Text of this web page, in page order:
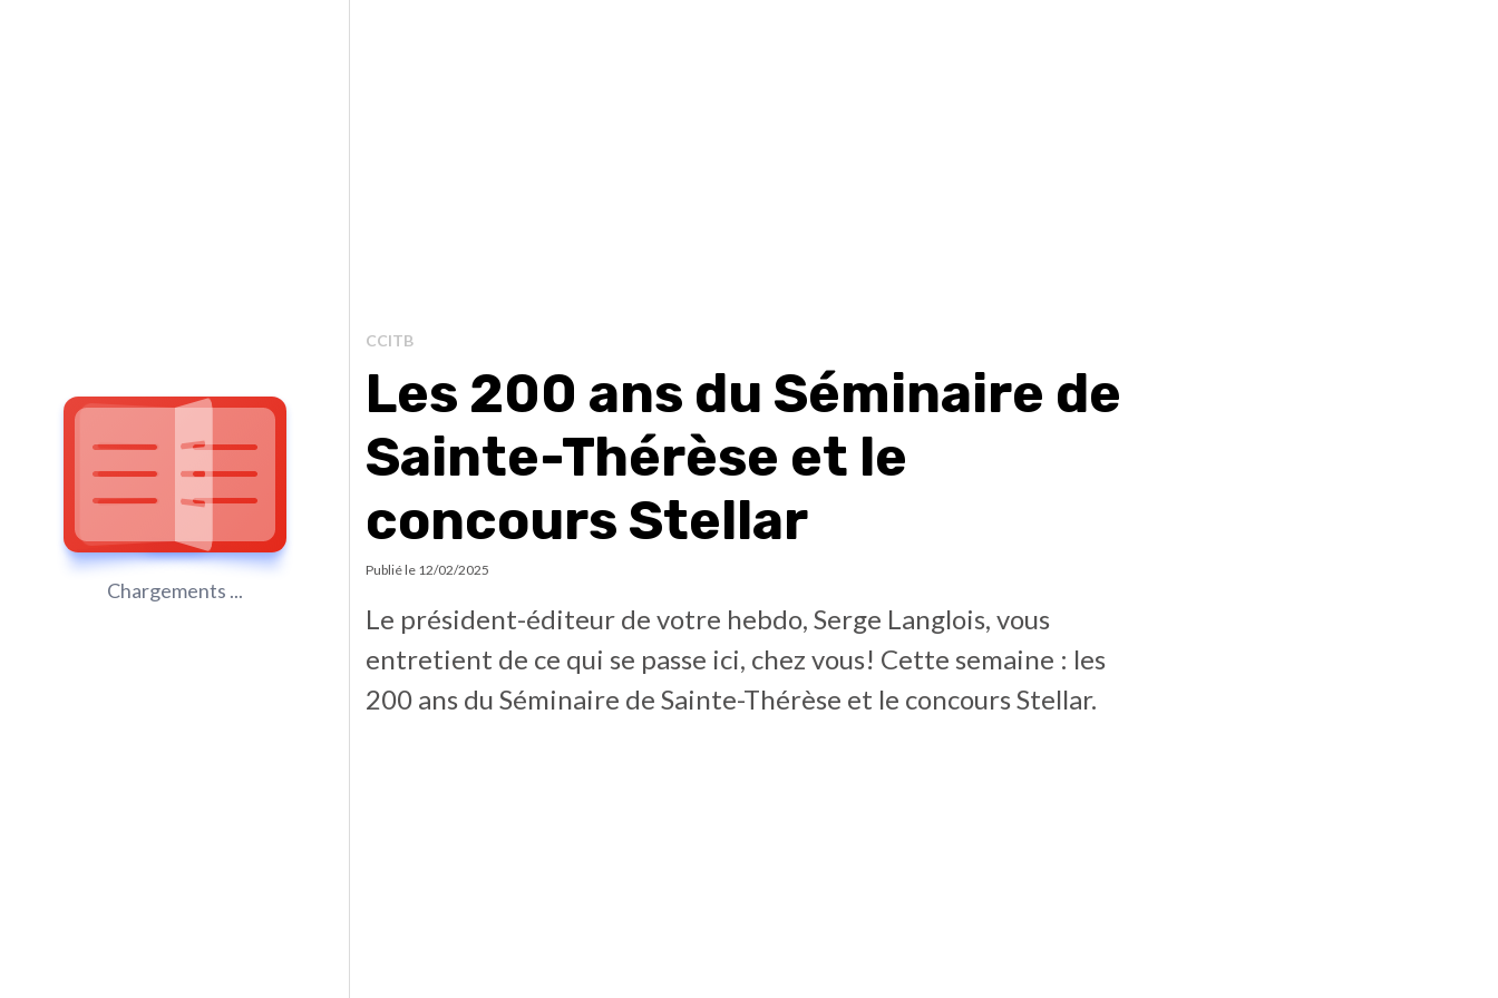
Chargements ...
CCITB
Les 200 ans du Séminaire de
Sainte-Thérèse et le
concours Stellar
Publié le 12/02/2025
Le président-éditeur de votre hebdo, Serge Langlois, vous
entretient de ce qui se passe ici, chez vous! Cette semaine : les
200 ans du Séminaire de Sainte-Thérèse et le concours Stellar.